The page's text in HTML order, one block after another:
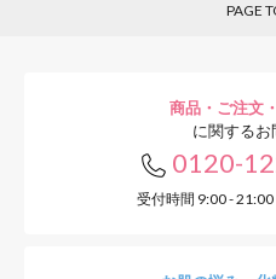
PAGE
商品・ご注文
に関する
0120-
受付時間 9:00 - 21:00